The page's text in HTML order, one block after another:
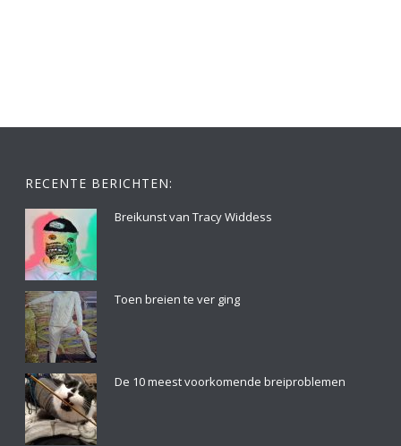
RECENTE BERICHTEN:
Breikunst van Tracy Widdess
Toen breien te ver ging
De 10 meest voorkomende breiproblemen